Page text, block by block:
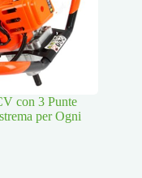
con 3 Punte
per Ogni